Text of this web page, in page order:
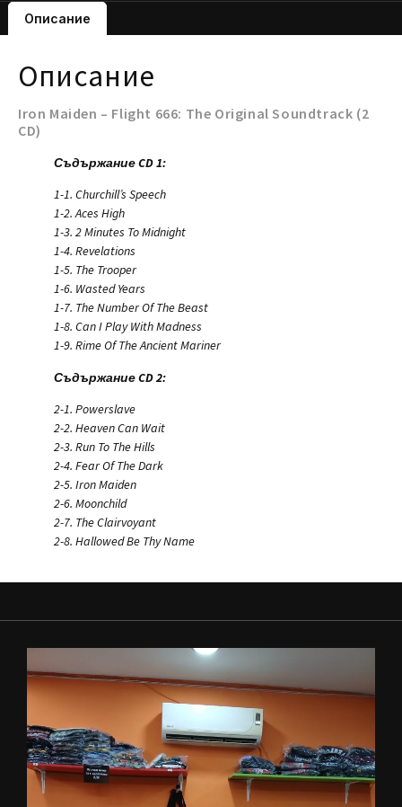
Описание
Описание
Iron Maiden – Flight 666: The Original Soundtrack (2
CD)
Съдържание CD 1:
1-1. Churchill’s Speech
1-2. Aces High
1-3. 2 Minutes To Midnight
1-4. Revelations
1-5. The Trooper
1-6. Wasted Years
1-7. The Number Of The Beast
1-8. Can I Play With Madness
1-9. Rime Of The Ancient Mariner
Съдържание CD 2:
2-1. Powerslave
2-2. Heaven Can Wait
2-3. Run To The Hills
2-4. Fear Of The Dark
2-5. Iron Maiden
2-6. Moonchild
2-7. The Clairvoyant
2-8. Hallowed Be Thy Name